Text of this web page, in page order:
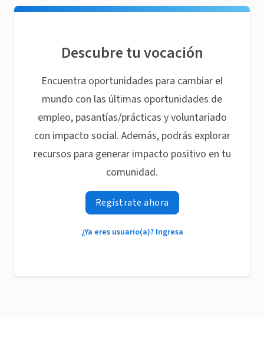
Descubre tu vocación
Encuentra oportunidades para cambiar el
mundo con las últimas oportunidades de
empleo, pasantías/prácticas y voluntariado
con impacto social. Además, podrás explorar
recursos para generar impacto positivo en tu
comunidad.
Regístrate ahora
¿Ya eres usuario(a)? Ingresa